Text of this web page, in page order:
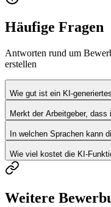
Häufige Fragen
Antworten rund um
erstellen
Wie gut ist ein KI-
Merkt der Arbeitgeber,
In welchen Sprachen kann
Wie viel kostet die KI-
Weitere